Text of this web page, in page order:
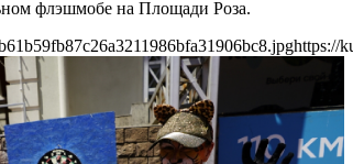
флэшмобе на Площади Роза.
https://